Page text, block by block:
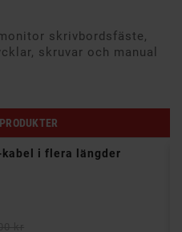
skrivbordsfäste,
skruvar och manual
kabel i flera längder